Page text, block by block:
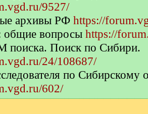
9527/
архивы РФ https://
общие вопросы https://
Поиск по Сибири.
24/108687/
по Сибирскому
602/